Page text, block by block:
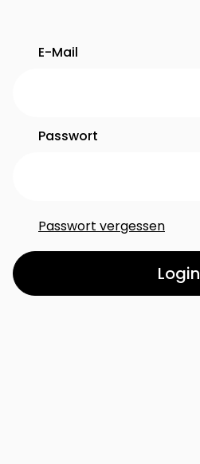
E-Mail
Passwort
Passwort vergessen
Login